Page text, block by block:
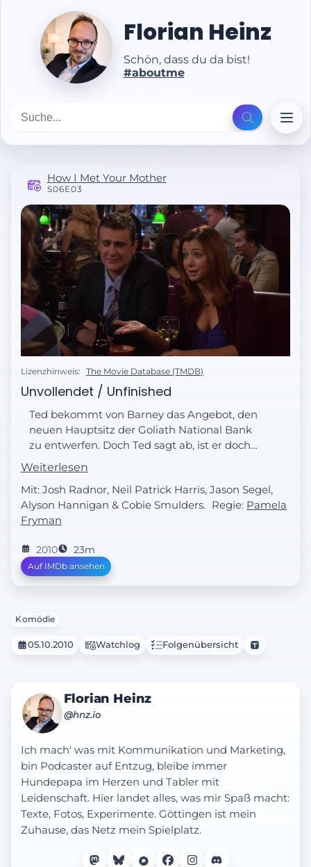
Florian Heinz
Schön, dass du da bist!
#aboutme
How I Met Your Mother
S06E03
Lizenzhinweis: The Movie Database (TMDB)
Unvollendet / Unfinished
Ted bekommt von Barney das Angebot, den
neuen Hauptsitz der Goliath National Bank
zu entwerfen. Doch Ted sagt ab, ist er doch
mit seinem Job als Architekturdozent
zufrieden. Daraufhin setzt Barney alles
daran, sich von Ted das „Ja“ einzuholen. Zu
diesem Zweck wendet er all seine Tricks an,
mit denen er üblicherweise jede Frau
Trennung von ihrem Kollegen Don.
Angetrunken spricht sie ihm mehrmals
schlimme Drohungen auf den
Weiterlesen
Mit: Josh Radnor, Neil Patrick Harris, Jason Segel,
Alyson Hannigan & Cobie Smulders. Regie: Pamela
Fryman
2010 23m
Auf IMDb ansehen
Komödie
05.10.2010 Watchlog Folgenübersicht
Florian Heinz
@hnz.io
Ich mach' was mit Kommunikation und Marketing,
bin Podcaster auf Entzug, bleibe immer
Hundepapa im Herzen und Tabler mit
Leidenschaft. Hier landet alles, was mir Spaß macht:
Texte, Fotos, Experimente. Göttingen ist mein
Zuhause, das Netz mein Spielplatz.